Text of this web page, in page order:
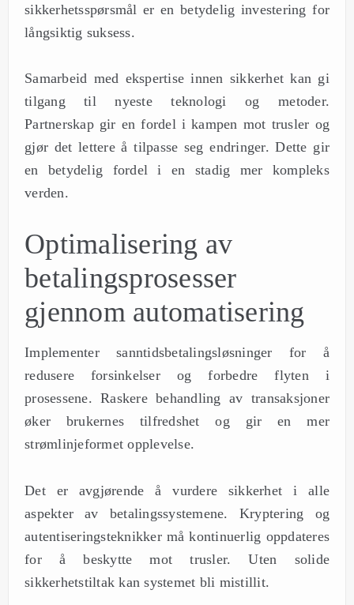
sikkerhetsspørsmål er en betydelig investering for
långsiktig suksess.
Samarbeid med ekspertise innen sikkerhet kan gi
tilgang til nyeste teknologi og metoder.
Partnerskap gir en fordel i kampen mot trusler og
gjør det lettere å tilpasse seg endringer. Dette gir
en betydelig fordel i en stadig mer kompleks
verden.
Optimalisering av
betalingsprosesser
gjennom automatisering
Implementer sanntidsbetalingsløsninger for å
redusere forsinkelser og forbedre flyten i
prosessene. Raskere behandling av transaksjoner
øker brukernes tilfredshet og gir en mer
strømlinjeformet opplevelse.
Det er avgjørende å vurdere sikkerhet i alle
aspekter av betalingssystemene. Kryptering og
autentiseringsteknikker må kontinuerlig oppdateres
for å beskytte mot trusler. Uten solide
sikkerhetstiltak kan systemet bli mistillit.